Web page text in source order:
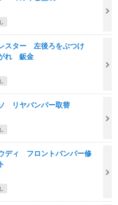
スター 左後ろをぶつけ
れ 鈑金
リヤバンパー取替
ディ フロントバンパー修